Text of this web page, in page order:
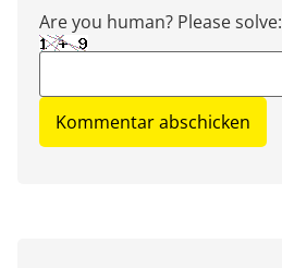
Are you human? Please solve: